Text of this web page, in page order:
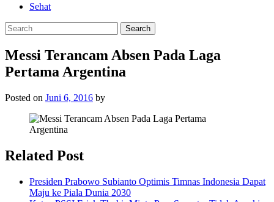
Sehat
Messi Terancam Absen Pada Laga
Pertama Argentina
Posted on Juni 6, 2016 by
Related Post
Presiden Prabowo Subianto Optimis Timnas Indonesia Dapat
Maju ke Piala Dunia 2030